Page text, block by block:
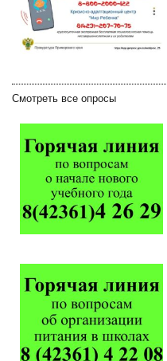
Смотреть все опросы